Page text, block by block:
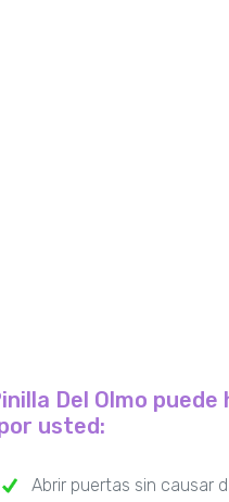
Del Olmo puede
usted:
Abrir puertas sin causar